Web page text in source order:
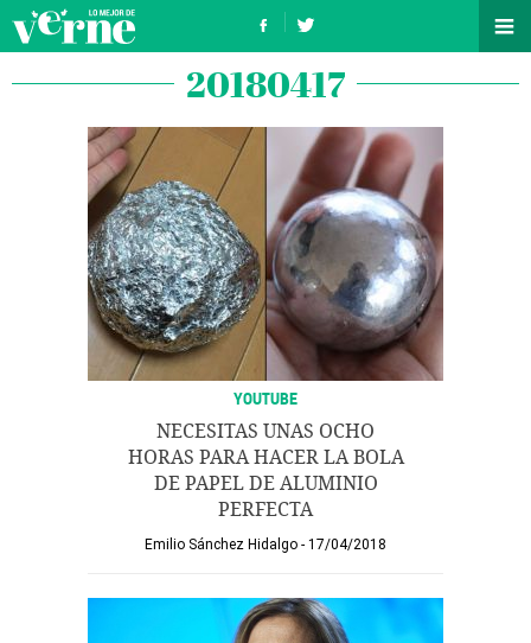
20180417
YOUTUBE
NECESITAS UNAS OCHO
HORAS PARA HACER LA BOLA
DE PAPEL DE ALUMINIO
PERFECTA
Emilio Sánchez Hidalgo 17/04/2018